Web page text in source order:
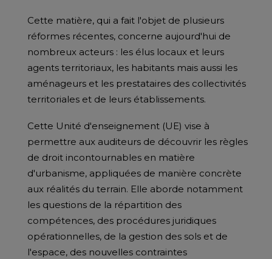
Cette matière, qui a fait l'objet de plusieurs
réformes récentes, concerne aujourd'hui de
nombreux acteurs : les élus locaux et leurs
agents territoriaux, les habitants mais aussi les
aménageurs et les prestataires des collectivités
territoriales et de leurs établissements.
Cette Unité d'enseignement (UE) vise à
permettre aux auditeurs de découvrir les règles
de droit incontournables en matière
d'urbanisme, appliquées de manière concrète
aux réalités du terrain. Elle aborde notamment
les questions de la répartition des
compétences, des procédures juridiques
opérationnelles, de la gestion des sols et de
l'espace, des nouvelles contraintes